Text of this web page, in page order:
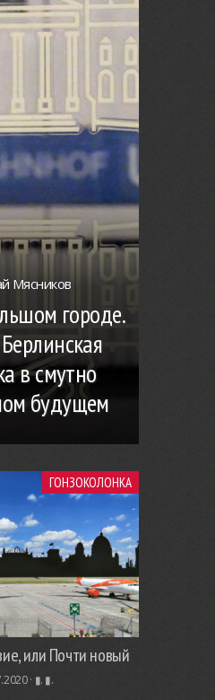
Мясников
городе.
в смутно
будущем
ГОНЗОКОЛОНКА
или Почти новый
· ▮. ▮.